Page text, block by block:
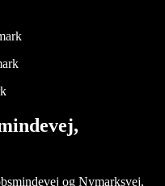
og Nymarksvej,